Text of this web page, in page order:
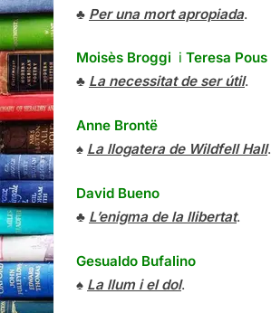
♣ Per una mort apropiada.
Moisès Broggi i Teresa Pous
♣ La necessitat de ser útil.
Anne Brontë
♠ La llogatera de Wildfell Hall.
David Bueno
♣ L’enigma de la llibertat.
Gesualdo Bufalino
♠ La llum i el dol.